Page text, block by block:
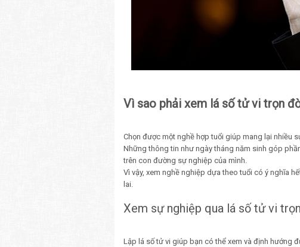
Vì sao phải xem lá số tử vi trọn
Chọn được một nghề hợp tuổi giúp mang lại nhiều
Những thông tin như ngày tháng năm sinh góp
trên con đường sự nghiệp của mình.
Vì vậy, xem nghề nghiệp dựa theo tuổi có ý nghĩa
lai.
Xem sự nghiệp qua lá số tử vi
Lập lá số tử vi giúp bạn có thể xem và định hướng